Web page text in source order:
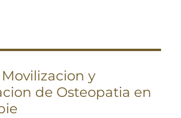
Movilizacion y
de Osteopatia en